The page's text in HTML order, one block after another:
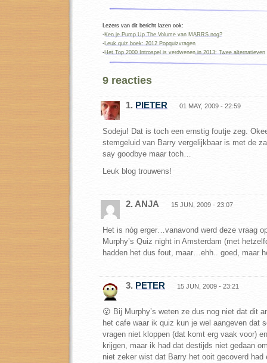
Lezers van dit bericht lazen ook:
-Ken je Pump Up The Volume van MARRS nog?
-Leuk quiz boek: 2012 Popquizvragen
-Het Top 2000 Introspel is verdwenen in 2013: Twee alternatieven
9 reacties
1. PIETER 01 MAY, 2009 - 22:59
Sodeju! Dat is toch een ernstig foutje zeg.
stemgeluid van Barry vergelijkbaar is met de
say goodbye maar toch…
Leuk blog trouwens!
2. ANJA 15 JUN, 2009 - 23:07
Het is nòg erger…vanavond werd deze vraag
Murphy’s Quiz night in Amsterdam (met
hadden het dus fout, maar…ehh.. goed, maar
3. PETER 15 JUN, 2009 - 23:21
😮 Bij Murphy’s weten ze dus nog niet dat dit
het cafe waar ik quiz kun je wel aangeven dat
vragen niet kloppen (dat komt erg vaak voor)
krijgen, maar ik had dat destijds niet gedaan
niet zeker wist dat Barry het ooit gecoverd had